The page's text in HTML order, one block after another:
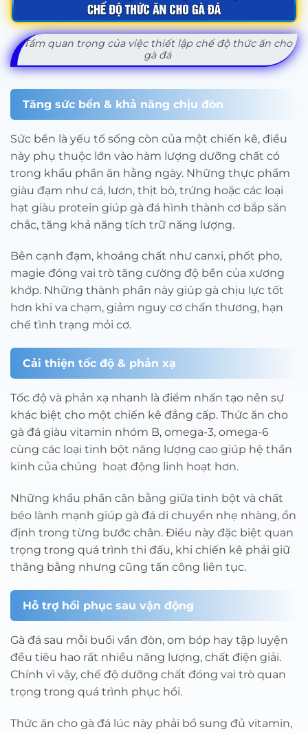
Tầm quan trọng của việc thiết lập chế độ thức ăn cho
gà đá
Tăng sức bền & khả năng chịu đòn
Sức bền là yếu tố sống còn của một chiến kê, điều
này phụ thuộc lớn vào hàm lượng dưỡng chất có
trong khẩu phần ăn hằng ngày. Những thực phẩm
giàu đạm như cá, lươn, thịt bò, trứng hoặc các loại
hạt giàu protein giúp gà đá hình thành cơ bắp săn
chắc, tăng khả năng tích trữ năng lượng.
Bên cạnh đạm, khoáng chất như canxi, phốt pho,
magie đóng vai trò tăng cường độ bền của xương
khớp. Những thành phần này giúp gà chịu lực tốt
hơn khi va chạm, giảm nguy cơ chấn thương, hạn
chế tình trạng mỏi cơ.
Cải thiện tốc độ & phản xạ
Tốc độ và phản xạ nhanh là điểm nhấn tạo nên sự
khác biệt cho một chiến kê đẳng cấp. Thức ăn cho
gà đá giàu vitamin nhóm B, omega-3, omega-6
cùng các loại tinh bột năng lượng cao giúp hệ thần
kinh của chúng hoạt động linh hoạt hơn.
Những khẩu phần cân bằng giữa tinh bột và chất
béo lành mạnh giúp gà đá di chuyển nhẹ nhàng, ổn
định trong từng bước chân. Điều này đặc biệt quan
trọng trong quá trình thi đấu, khi chiến kê phải giữ
thăng bằng nhưng cũng tấn công liên tục.
Hỗ trợ hồi phục sau vận động
Gà đá sau mỗi buổi vần đòn, om bóp hay tập luyện
đều tiêu hao rất nhiều năng lượng, chất điện giải.
Chính vì vậy, chế độ dưỡng chất đóng vai trò quan
trọng trong quá trình phục hồi.
Thức ăn cho gà đá lúc này phải bổ sung đủ vitamin,